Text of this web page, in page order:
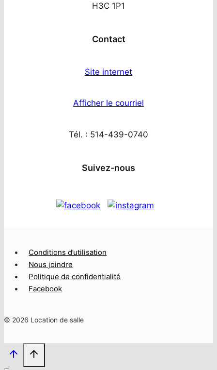
H3C 1P1
Contact
Site internet
Afficher le courriel
Tél. : 514-439-0740
Suivez-nous
Conditions d’utilisation
Nous joindre
Politique de confidentialité
Facebook
© 2026 Location de salle